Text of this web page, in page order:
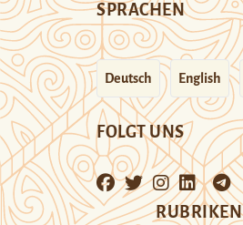
SPRACHEN
Deutsch English
FOLGT UNS
RUBRIKEN